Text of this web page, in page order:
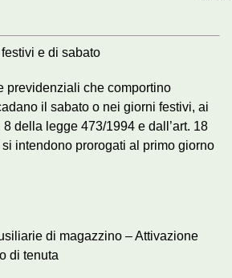
e di sabato
previdenziali che comportino
il sabato o nei giorni festivi, ai
8 della legge 473/1994 e dall’art. 18
intendono prorogati al primo giorno
di magazzino – Attivazione
di tenuta